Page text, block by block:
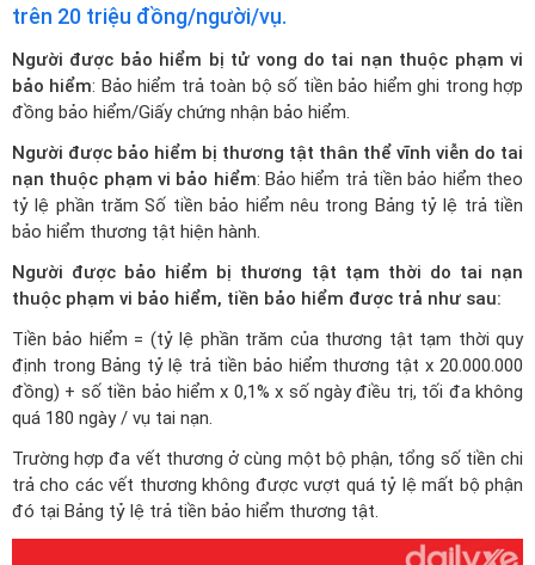
trên 20 triệu đồng/người/vụ.
Người được bảo hiểm bị tử vong do tai nạn thuộc phạm vi
bảo hiểm: Bảo hiểm trả toàn bộ số tiền bảo hiểm ghi trong hợp
đồng bảo hiểm/Giấy chứng nhận bảo hiểm.
Người được bảo hiểm bị thương tật thân thể vĩnh viễn do tai
nạn thuộc phạm vi bảo hiểm: Bảo hiểm trả tiền bảo hiểm theo
tỷ lệ phần trăm Số tiền bảo hiểm nêu trong Bảng tỷ lệ trả tiền
bảo hiểm thương tật hiện hành.
Người được bảo hiểm bị thương tật tạm thời do tai nạn
thuộc phạm vi bảo hiểm, tiền bảo hiểm được trả như sau:
Tiền bảo hiểm = (tỷ lệ phần trăm của thương tật tạm thời quy
định trong Bảng tỷ lệ trả tiền bảo hiểm thương tật x 20.000.000
đồng) + số tiền bảo hiểm x 0,1% x số ngày điều trị, tối đa không
quá 180 ngày / vụ tai nạn.
Trường hợp đa vết thương ở cùng một bộ phận, tổng số tiền chi
trả cho các vết thương không được vượt quá tỷ lệ mất bộ phận
đó tại Bảng tỷ lệ trả tiền bảo hiểm thương tật.